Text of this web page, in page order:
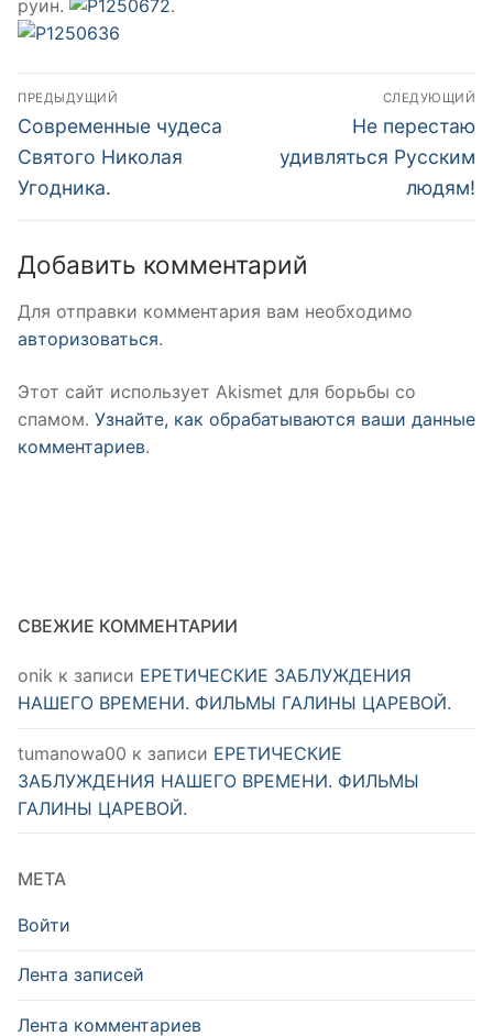
руин.
.
Навигация
по
записям
ПРЕДЫДУЩИЙ
Предыдущая
запись:
Современные чудеса
Святого Николая
Угодника.
СЛЕДУЮЩИЙ
Следующая
запись:
Не перестаю
удивляться Русским
людям!
Добавить комментарий
Для отправки комментария вам необходимо
авторизоваться.
Этот сайт использует Akismet для борьбы со
спамом. Узнайте, как обрабатываются ваши данные
комментариев.
СВЕЖИЕ КОММЕНТАРИИ
onik к записи ЕРЕТИЧЕСКИЕ ЗАБЛУЖДЕНИЯ
НАШЕГО ВРЕМЕНИ. ФИЛЬМЫ ГАЛИНЫ ЦАРЕВОЙ.
tumanowa00 к записи ЕРЕТИЧЕСКИЕ
ЗАБЛУЖДЕНИЯ НАШЕГО ВРЕМЕНИ. ФИЛЬМЫ
ГАЛИНЫ ЦАРЕВОЙ.
МЕТА
Войти
Лента записей
Лента комментариев